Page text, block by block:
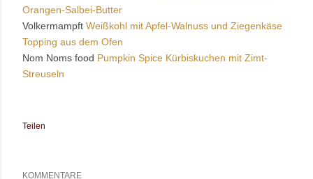
Orangen-Salbei-Butter
Volkermampft Weißkohl mit Apfel-Walnuss und Ziegenkäse
Topping aus dem Ofen
Nom Noms food Pumpkin Spice Kürbiskuchen mit Zimt-
Streuseln
Teilen
KOMMENTARE